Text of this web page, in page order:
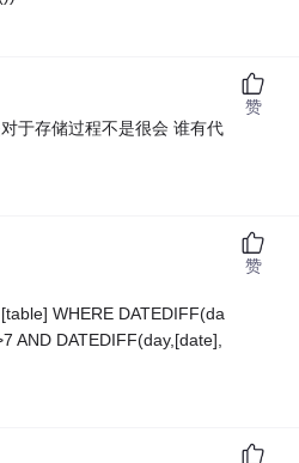
于存储过程不是很会 谁有代
赞
WHERE DATEDIFF(da
AND DATEDIFF(day,[date],
赞